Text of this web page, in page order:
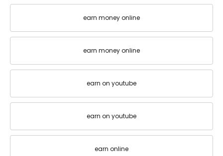
earn money online
earn money online
earn on youtube
earn on youtube
earn online